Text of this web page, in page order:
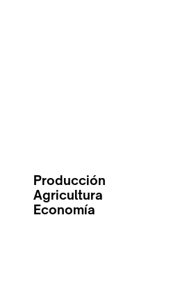
Producción
Agricultura
Economía